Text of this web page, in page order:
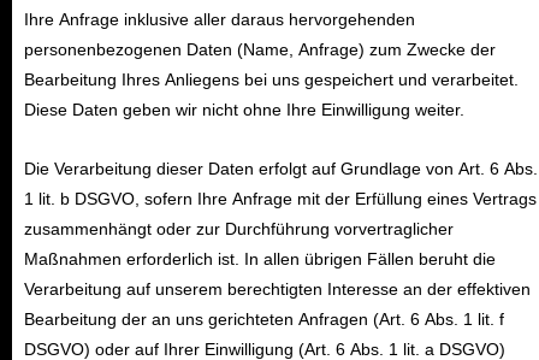
Ihre Anfrage inklusive aller daraus hervorgehenden
personenbezogenen Daten (Name, Anfrage) zum Zwecke der
Bearbeitung Ihres Anliegens bei uns gespeichert und verarbeitet.
Diese Daten geben wir nicht ohne Ihre Einwilligung weiter.
Die Verarbeitung dieser Daten erfolgt auf Grundlage von Art. 6 Abs.
1 lit. b DSGVO, sofern Ihre Anfrage mit der Erfüllung eines Vertrags
zusammenhängt oder zur Durchführung vorvertraglicher
Maßnahmen erforderlich ist. In allen übrigen Fällen beruht die
Verarbeitung auf unserem berechtigten Interesse an der effektiven
Bearbeitung der an uns gerichteten Anfragen (Art. 6 Abs. 1 lit. f
DSGVO) oder auf Ihrer Einwilligung (Art. 6 Abs. 1 lit. a DSGVO)